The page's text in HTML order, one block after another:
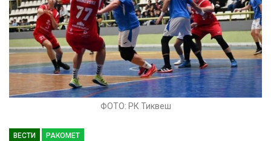
ФОТО: РК Тиквеш
ВЕСТИ РАКОМЕТ